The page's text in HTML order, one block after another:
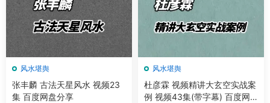
风水堪舆
张丰麟 古法天星风水 视频23
集 百度网盘分享
风水堪舆
杜彦霖 视频精讲大玄空实战案
例 视频43集(带字幕) 百度网